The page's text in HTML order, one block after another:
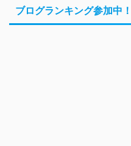
ブログランキング参加中！